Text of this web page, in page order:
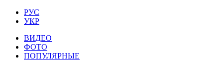
РУС
УКР
ВИДЕО
ФОТО
ПОПУЛЯРНЫЕ